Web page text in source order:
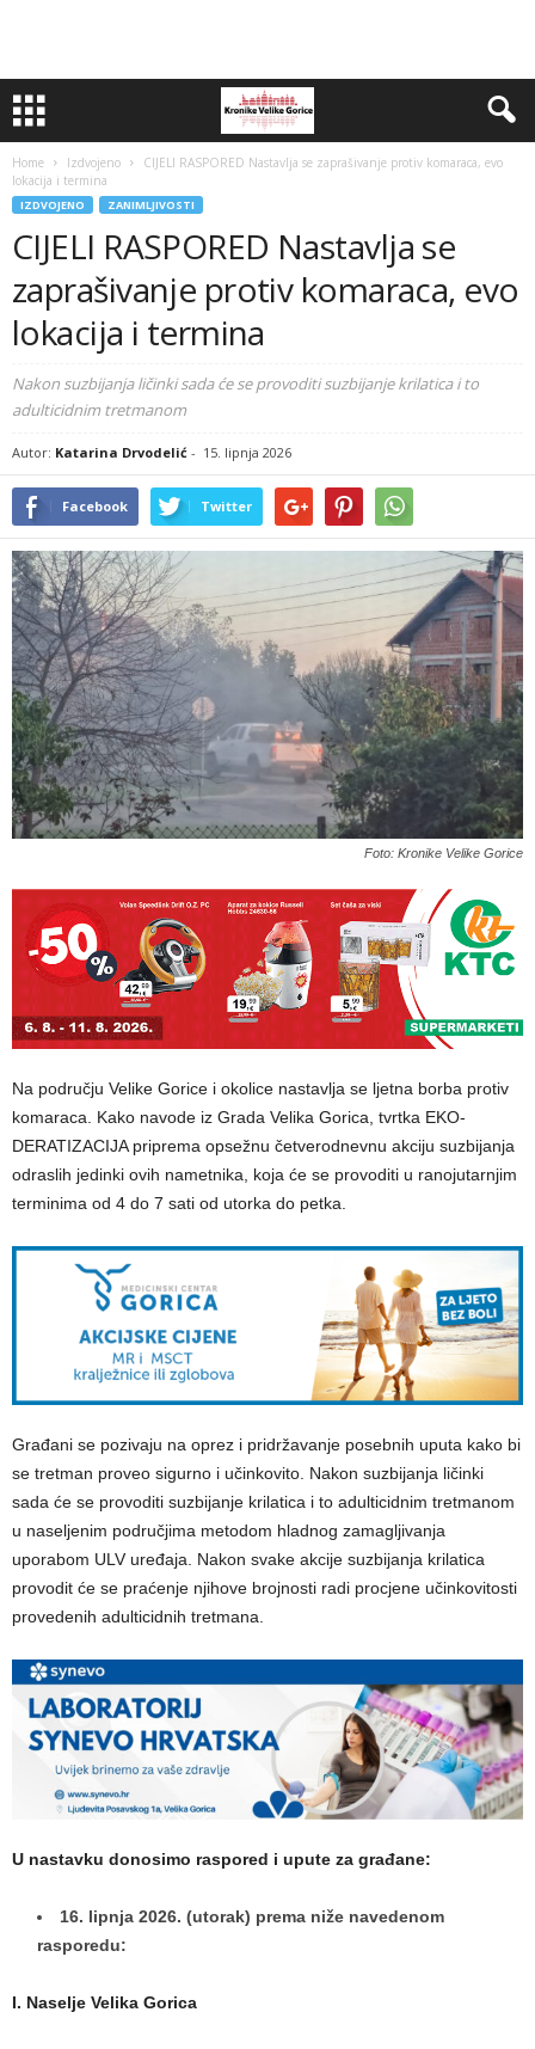
Home Izdvojeno
CIJELI RASPORED Nastavlja se zaprašivanje protiv komaraca, evo
lokacija i termina
IZDVOJENO ZANIMLJIVOSTI
CIJELI RASPORED Nastavlja se
zaprašivanje protiv komaraca, evo
lokacija i termina
Nakon suzbijanja ličinki sada će se provoditi suzbijanje krilatica i to
adulticidnim tretmanom
Autor: Katarina Drvodelić - 15. lipnja 2026
Facebook Twitter
Foto: Kronike Velike Gorice
Na području Velike Gorice i okolice nastavlja se ljetna borba protiv
komaraca. Kako navode iz Grada Velika Gorica, tvrtka EKO-
DERATIZACIJA priprema opsežnu četverodnevnu akciju suzbijanja
odraslih jedinki ovih nametnika, koja će se provoditi u ranojutarnjim
terminima od 4 do 7 sati od utorka do petka.
Građani se pozivaju na oprez i pridržavanje posebnih uputa kako bi
se tretman proveo sigurno i učinkovito. Nakon suzbijanja ličinki
sada će se provoditi suzbijanje krilatica i to adulticidnim tretmanom
u naseljenim područjima metodom hladnog zamagljivanja
uporabom ULV uređaja. Nakon svake akcije suzbijanja krilatica
provodit će se praćenje njihove brojnosti radi procjene učinkovitosti
provedenih adulticidnih tretmana.
U nastavku donosimo raspored i upute za građane:
16. lipnja 2026. (utorak) prema niže navedenom
rasporedu:
I. Naselje Velika Gorica